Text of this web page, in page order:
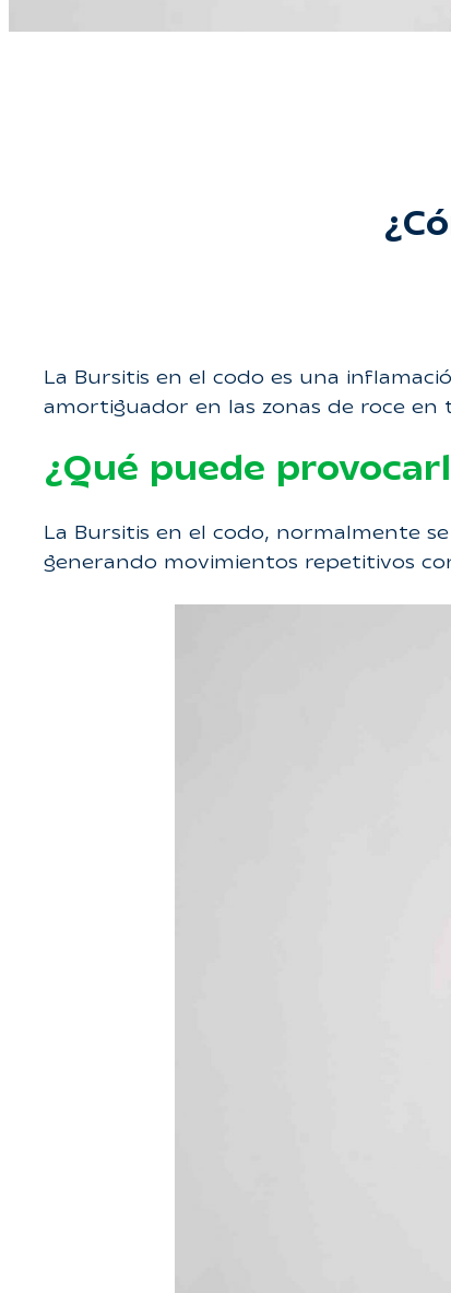
La Bursitis en el codo es una
amortiguador en las zonas de roce en
¿Qué puede
La Bursitis en el codo, normalmente
generando movimientos repetitivos